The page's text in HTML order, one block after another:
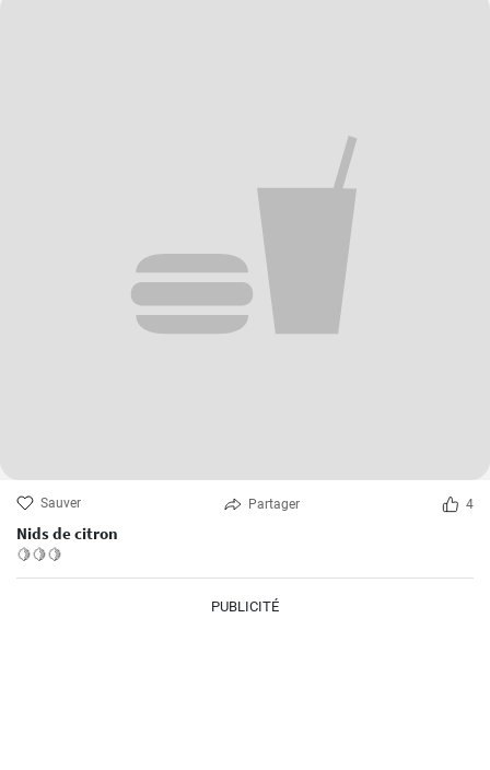
Sauver Partager 4
Nids de citron
🍋🍋🍋
PUBLICITÉ